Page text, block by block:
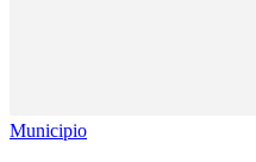
Municipio